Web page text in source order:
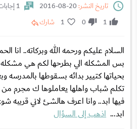
تاريخ النشر:
1 إجابات
1
0
1 شارك
السلام عليكم ورحمه الله وبركاته.. انا
بس المشكله الي بطرحها لكم هي
بحياتها كتيير بدائه بسقوطها
تكلم شباب واهلها يعاملوها ك مجرم
فيها ابد.. وانا اعرف هالشئ لاني قريبه
ابد... اذهب إلى السؤال